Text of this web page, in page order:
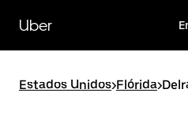
para
conteúdo
Uber
Estados Unidos>Flórida>